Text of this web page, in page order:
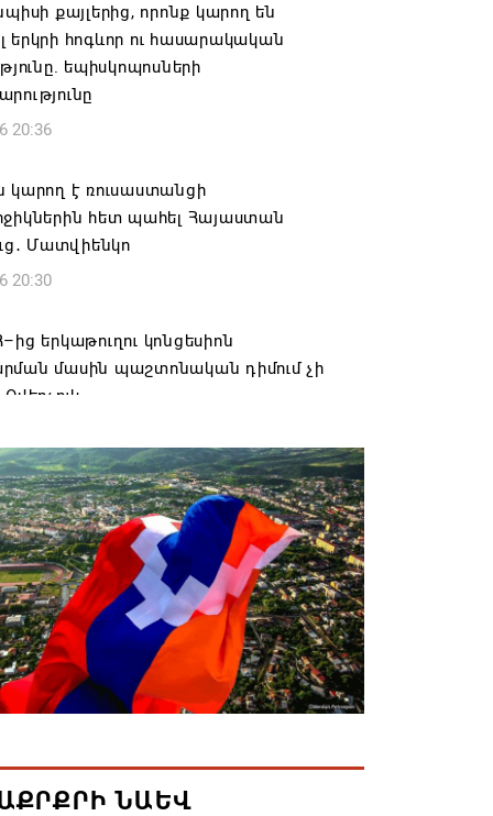
քայլերից, որոնք կարող են
երկրի հոգևոր ու հասարակական
եպիսկոպոսների
20:36
կարող է ռուսաստանցի
հետ պահել Հայաստան
Մատվիենկո
20:30
երկաթուղու կոնցեսիոն
մասին պաշտոնական դիմում չի
Առաքելական Եկեղեցու
կկանգնի դատարանի առջև՝
հետ խորացող
պատճառով․ Reuters-ի
18:41
Ադրբեջանի տարածքով
17:52
ՆԱԵՎ